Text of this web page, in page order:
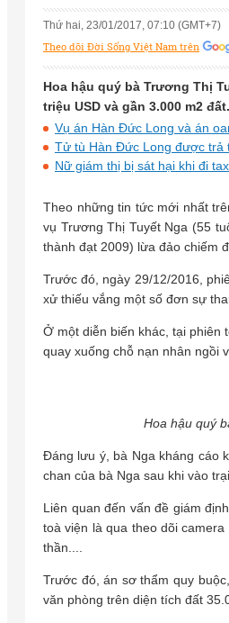
Thứ hai, 23/01/2017, 07:10 (GMT+7)
Theo dõi Đời Sống Việt Nam trên
Hoa hậu quý bà Trương Thị
triệu USD và gần 3.000 m2 đất.
Vụ án Hàn Đức Long và án
Tử tù Hàn Đức Long được trả
Nữ giám thị bị sát hại khi đi
Theo những tin tức mới nhất
vụ Trương Thị Tuyết Nga (55
thành đạt 2009) lừa đảo chiếm
Trước đó, ngày 29/12/2016,
xử thiếu vắng một số đơn sự
Ở một diễn biến khác, tại phiên
quay xuống chỗ nạn nhân ngồi
Hoa hậu quý
Đáng lưu ý, bà Nga kháng cáo
chan của bà Nga sau khi vào
Liên quan đến vấn đề giám
toà viện là qua theo dõi
thần....
Trước đó, án sơ thẩm quy
văn phòng trên diện tích đất